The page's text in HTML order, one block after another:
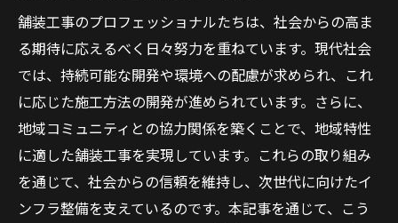
舗装工事のプロフェッショナルたちは、社会からの高ま
る期待に応えるべく日々努力を重ねています。現代社会
では、持続可能な開発や環境への配慮が求められ、これ
に応じた施工方法の開発が進められています。さらに、
地域コミュニティとの協力関係を築くことで、地域特性
に適した舗装工事を実現しています。これらの取り組み
を通じて、社会からの信頼を維持し、次世代に向けたイ
ンフラ整備を支えているのです。本記事を通じて、こう